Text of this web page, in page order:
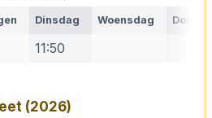
Dinsdag Woensdag
11:50
(2026)